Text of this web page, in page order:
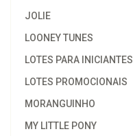
JOLIE
LOONEY TUNES
LOTES PARA INICIANTES
LOTES PROMOCIONAIS
MORANGUINHO
MY LITTLE PONY